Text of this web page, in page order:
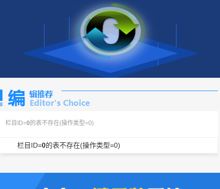
栏目ID=0 的表不存在(操作类型=0)
栏目ID=0的表不存在(操作类型=0)